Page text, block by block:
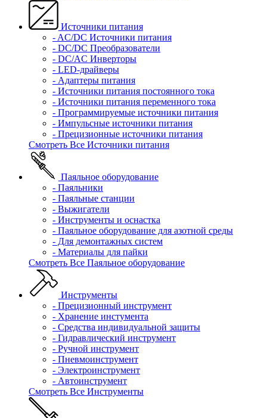
Источники питания
- AC/DC Источники питания
- DC/DC Преобразователи
- DC/AC Инверторы
- LED-драйверы
- Адаптеры питания
- Источники питания постоянного тока
- Источники питания переменного тока
- Программируемые источники питания
- Импульсные источники питания
- Прецизионные источники питания
Смотреть Все Источники питания
Паяльное оборудование
- Паяльники
- Паяльные станции
- Выжигатели
- Инструменты и оснастка
- Паяльное оборудование для азотной среды
- Для демонтажных систем
- Материалы для пайки
Смотреть Все Паяльное оборудование
Инструменты
- Прецизионный инструмент
- Хранение инстумента
- Средства индивидуальной защиты
- Гидравлический инструмент
- Ручной инструмент
- Пневмоинструмент
- Электроинструмент
- Автоинструмент
Смотреть Все Инструменты